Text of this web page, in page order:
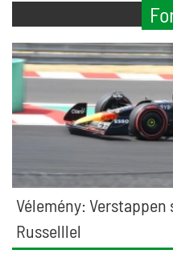
Vélemény:
Russelllel